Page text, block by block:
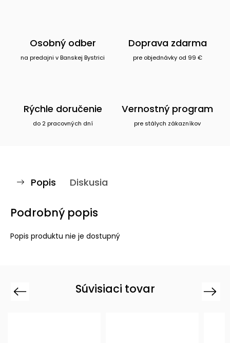
Osobný odber
na predajni v Banskej Bystrici
Doprava zdarma
pre objednávky od 99 €
Rýchle doručenie
do 2 pracovných dní
Vernostný program
pre stálych zákazníkov
Popis Diskusia
Podrobný popis
Popis produktu nie je dostupný
Súvisiaci tovar
Previous Next